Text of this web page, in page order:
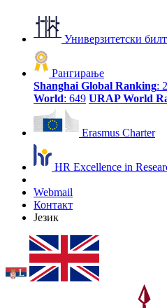
Универзитетски
Рангирање
Shanghai Global Ranking:
World: 649 URAP World
Erasmus Charter
HR Excellence in
Webmail
Контакт
Језик